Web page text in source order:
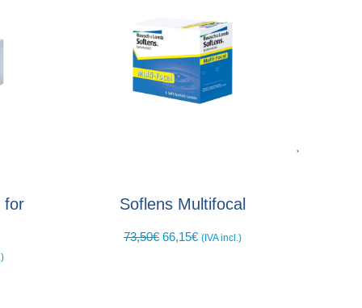
for Soflens Multifocal
73,50€ 66,15€ (IVA incl.)